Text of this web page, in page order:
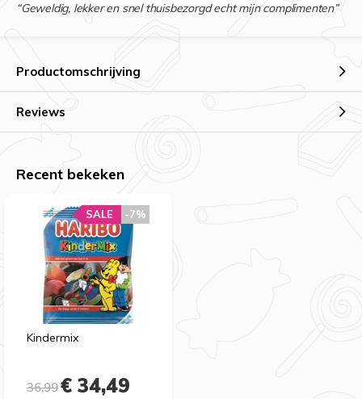
“Geweldig, lekker en snel thuisbezorgd echt mijn complimenten”
Productomschrijving
Reviews
Recent bekeken
Kindermix
-7%
SALE
36,99€ 34,49